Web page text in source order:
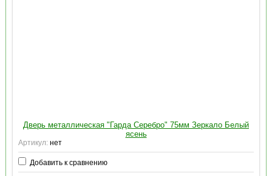
Дверь металлическая "Гарда Серебро" 75мм Зеркало Белый
ясень
Артикул: нет
Добавить к сравнению